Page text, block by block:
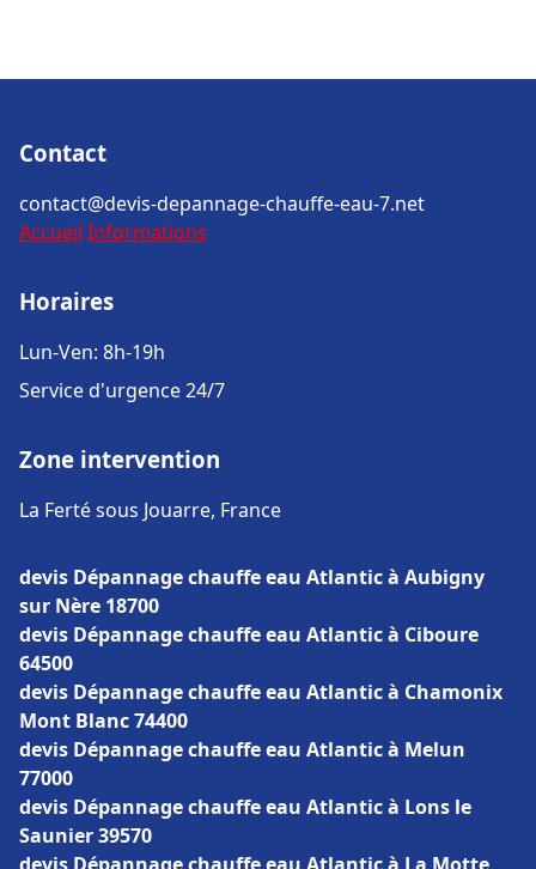
Contact
contact@devis-depannage-chauffe-eau-7.net
Accueil Informations
Horaires
Lun-Ven: 8h-19h
Service d'urgence 24/7
Zone intervention
La Ferté sous Jouarre, France
devis Dépannage chauffe eau Atlantic à Aubigny
sur Nère 18700
devis Dépannage chauffe eau Atlantic à Ciboure
64500
devis Dépannage chauffe eau Atlantic à Chamonix
Mont Blanc 74400
devis Dépannage chauffe eau Atlantic à Melun
77000
devis Dépannage chauffe eau Atlantic à Lons le
Saunier 39570